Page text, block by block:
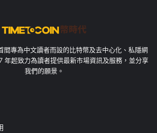
專為中文讀者而設的比特幣及去中心化、私隱網
年起致力為讀者提供最新市場資訊及服務，並分享
我們的願景。